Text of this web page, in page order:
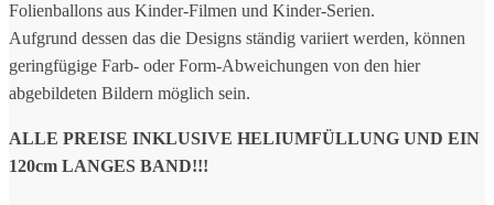
Folienballons aus Kinder-Filmen und Kinder-Serien.
Aufgrund dessen das die Designs ständig variiert werden, können
geringfügige Farb- oder Form-Abweichungen von den hier
abgebildeten Bildern möglich sein.
ALLE PREISE INKLUSIVE HELIUMFÜLLUNG UND EIN
120cm LANGES BAND!!!